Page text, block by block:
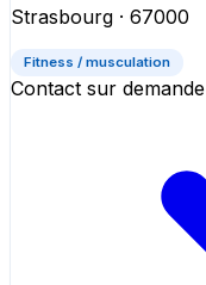
Strasbourg · 67000
Fitness / musculation
Contact sur demande